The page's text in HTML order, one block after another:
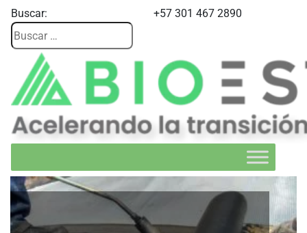
Buscar: +57 301 467 2890